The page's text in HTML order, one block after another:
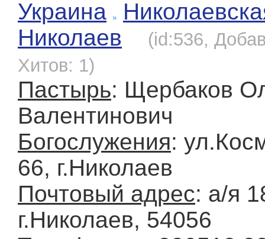
Украина
Николаев
(id:536,
Хитов: 1)
Пастырь: Щербаков
Валентинович
Богослужения:
66, г.Николаев
Почтовый адрес: а/я
г.Николаев, 54056